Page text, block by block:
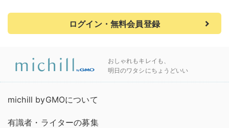
ログイン・無料会員登録
おしゃれもキレイも、
明日のワタシにちょうどいい
michill byGMOについて
有識者・ライターの募集